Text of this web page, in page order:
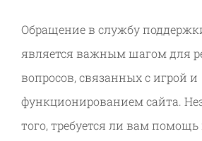
Обращение в службу
является важным шагом для
вопросов, связанных с игрой и
функционированием сайта.
того, требуется ли вам помощь